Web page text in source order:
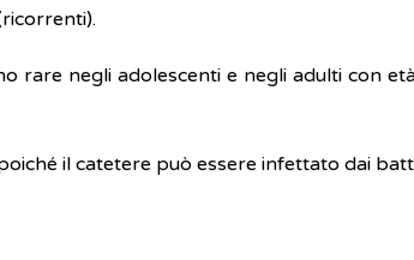
rare negli adolescenti e negli adulti con
il catetere può essere infettato dai